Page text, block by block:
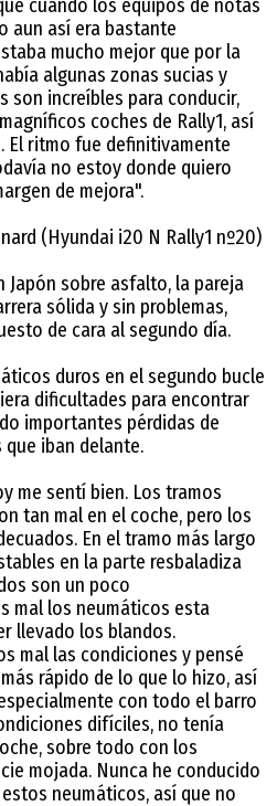
cuando los equipos de notas
aun así era bastante
mucho mejor que por la
algunas zonas sucias y
son increíbles para conducir,
coches de Rally1, así
El ritmo fue definitivamente
no estoy donde quiero
de mejora".
(Hyundai i20 N Rally1 nº20)
Japón sobre asfalto, la pareja
sólida y sin problemas,
de cara al segundo día.
duros en el segundo bucle
dificultades para encontrar
importantes pérdidas de
iban delante.
me sentí bien. Los tramos
tan mal en el coche, pero los
En el tramo más largo
en la parte resbaladiza
son un poco
mal los neumáticos esta
llevado los blandos.
mal las condiciones y pensé
rápido de lo que lo hizo, así
con todo el barro
difíciles, no tenía
sobre todo con los
mojada. Nunca he conducido
neumáticos, así que no